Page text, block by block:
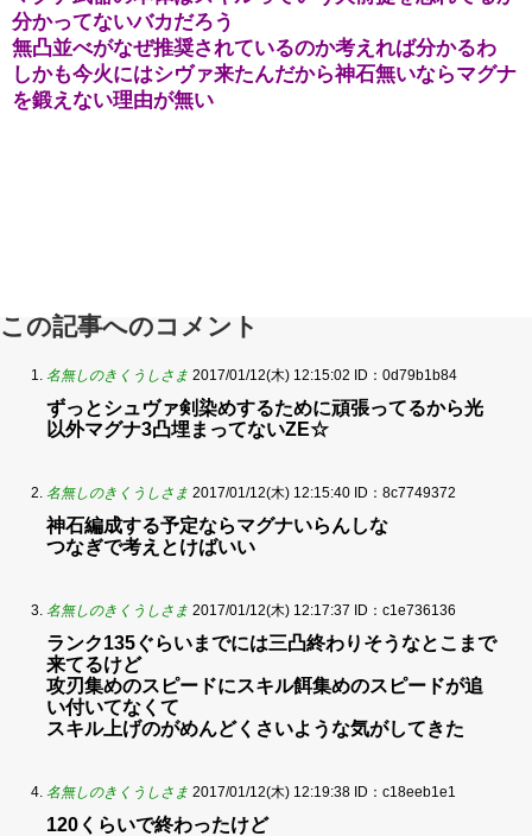
分かってないバカだろう
無凸並べがなぜ推奨されているのか考えれば分かるわ
しかも今火にはシヴァ来たんだから神石無いならマグナ
を鍛えない理由が無い
この記事へのコメント
名無しのきくうしさま 2017/01/12(木) 12:15:02 ID：0d79b1b84
ずっとシュヴァ剣染めするために頑張ってるから光
以外マグナ3凸埋まってないZE☆
名無しのきくうしさま 2017/01/12(木) 12:15:40 ID：8c7749372
神石編成する予定ならマグナいらんしな
つなぎで考えとけばいい
名無しのきくうしさま 2017/01/12(木) 12:17:37 ID：c1e736136
ランク135ぐらいまでには三凸終わりそうなとこまで
来てるけど
攻刃集めのスピードにスキル餌集めのスピードが追
い付いてなくて
スキル上げのがめんどくさいような気がしてきた
名無しのきくうしさま 2017/01/12(木) 12:19:38 ID：c18eeb1e1
120くらいで終わったけど